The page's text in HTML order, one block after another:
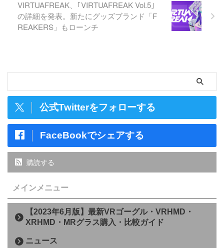
VIRTUAFREAK、｢VIRTUAFREAK Vol.5｣
の詳細を発表。新たにグッズブランド「F
REAKERS」もローンチ
公式Twitterをフォローする
FaceBookでシェアする
購読する
メインメニュー
【2023年6月版】最新VRゴーグル・VRHMD・
XRHMD・MRグラス購入・比較ガイド
ニュース